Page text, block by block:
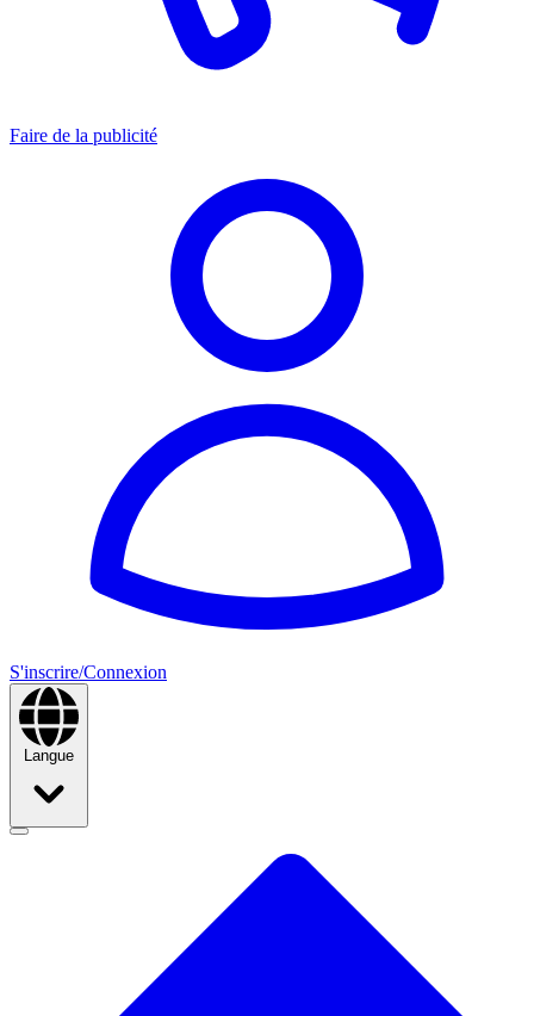
Faire de la publicité
S'inscrire/Connexion
Langue